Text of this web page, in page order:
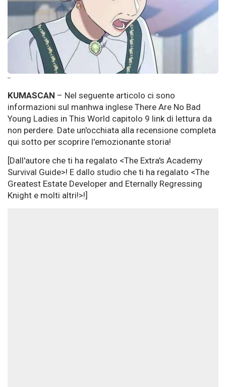
--
KUMASCAN – Nel seguente articolo ci sono
informazioni sul manhwa inglese There Are No Bad
Young Ladies in This World capitolo 9 link di lettura da
non perdere. Date un'occhiata alla recensione completa
qui sotto per scoprire l'emozionante storia!
[Dall'autore che ti ha regalato <The Extra's Academy
Survival Guide>! E dallo studio che ti ha regalato <The
Greatest Estate Developer and Eternally Regressing
Knight e molti altri!>!]